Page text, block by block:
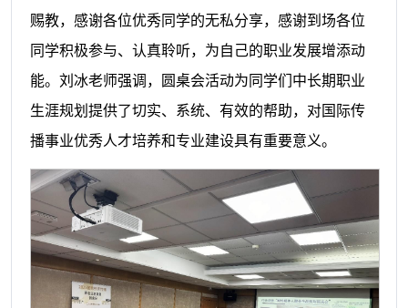
赐教，感谢各位优秀同学的无私分享，感谢到场各位
同学积极参与、认真聆听，为自己的职业发展增添动
能。刘冰老师强调，圆桌会活动为同学们中长期职业
生涯规划提供了切实、系统、有效的帮助，对国际传
播事业优秀人才培养和专业建设具有重要意义。